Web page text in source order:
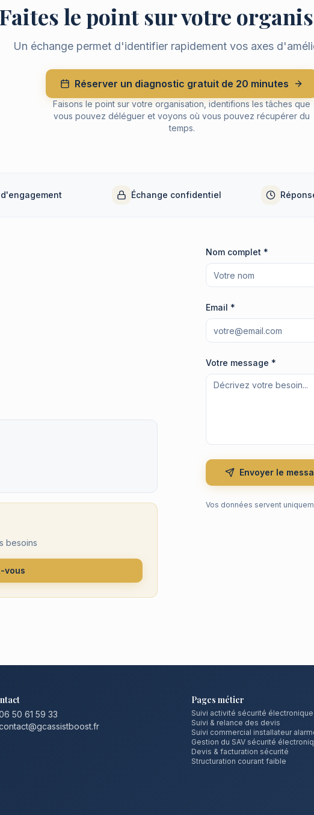
Faites le point sur votre
Un échange permet d'identifier rapidement vos axes
Réserver un diagnostic gratuit de 20 minutes
Faisons le point sur votre organisation, identifions les tâches que
vous pouvez déléguer et voyons où vous pouvez récupérer du
temps.
d'engagement Échange confidentiel
besoins
vous
Nom complet *
Email *
Votre message *
Envoyer le
Vos données servent
50 61 59 33
Pages métier
Suivi activité sécurité électronique
Suivi & relance des devis
Suivi commercial installateur
Gestion du SAV sécurité
Devis & facturation sécurité
Structuration courant faible